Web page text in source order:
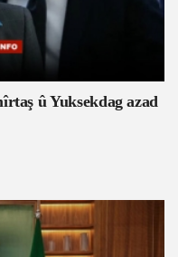
û Yuksekdag azad